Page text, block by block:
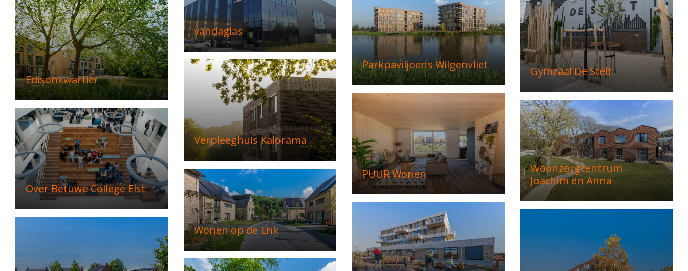
vandaglas
Gymzaal De Stelt
Parkpaviljoens Wilgenvliet
Edisonkwartier
Verpleeghuis Kalorama
PUUR Wonen
Woonzorgcentrum
Joachim en Anna
Over Betuwe College Elst
Wonen op de Enk